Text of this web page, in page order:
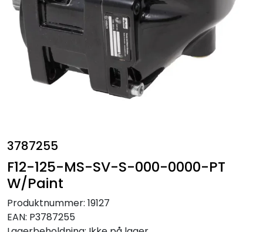
3787255
F12-125-MS-SV-S-000-0000-PT
W/Paint
Produktnummer: 19127
EAN: P3787255
Annet